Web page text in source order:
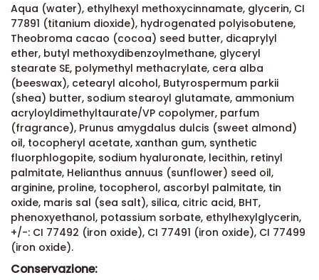
Aqua (water), ethylhexyl methoxycinnamate, glycerin, CI
77891 (titanium dioxide), hydrogenated polyisobutene,
Theobroma cacao (cocoa) seed butter, dicaprylyl
ether, butyl methoxydibenzoylmethane, glyceryl
stearate SE, polymethyl methacrylate, cera alba
(beeswax), cetearyl alcohol, Butyrospermum parkii
(shea) butter, sodium stearoyl glutamate, ammonium
acryloyldimethyltaurate/VP copolymer, parfum
(fragrance), Prunus amygdalus dulcis (sweet almond)
oil, tocopheryl acetate, xanthan gum, synthetic
fluorphlogopite, sodium hyaluronate, lecithin, retinyl
palmitate, Helianthus annuus (sunflower) seed oil,
arginine, proline, tocopherol, ascorbyl palmitate, tin
oxide, maris sal (sea salt), silica, citric acid, BHT,
phenoxyethanol, potassium sorbate, ethylhexylglycerin,
+/-: CI 77492 (iron oxide), CI 77491 (iron oxide), CI 77499
(iron oxide).
Conservazione: